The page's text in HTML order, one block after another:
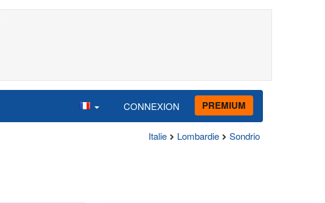
CONNEXION PREMIUM
Italie Lombardie Sondrio